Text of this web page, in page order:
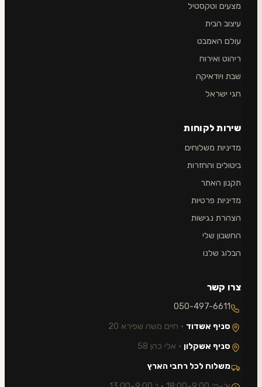
מצעים וטקסטיל
עיצוב הבית
עולם האמבט
ריהוט ואירוח
שבת ויודאיקה
חגי ישראל
שירות לקוחות
מדיניות משלוחים
ביטולים והחזרות
תקנון האתר
מדיניות פרטיות
הצהרת נגישות
החשבון שלי
הבלוג שלנו
צרו קשר
050-497-6611
סניף אשדוד · חיים משה שפירא 20
סניף אשקלון · אלי כהן 58
משלוח לכל רחבי הארץ